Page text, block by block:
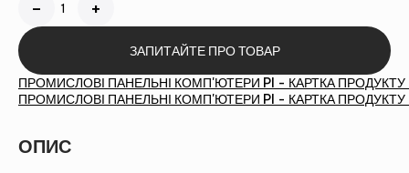
Кількість
Альтернатива:
ЗАПИТАЙТЕ ПРО ТОВАР
ПРОМИСЛОВІ ПАНЕЛЬНІ КОМП'ЮТЕРИ PI - КАРТКА ПРОДУКТУ
ПРОМИСЛОВІ ПАНЕЛЬНІ КОМП'ЮТЕРИ PI - КАРТКА ПРОДУКТУ
ОПИС